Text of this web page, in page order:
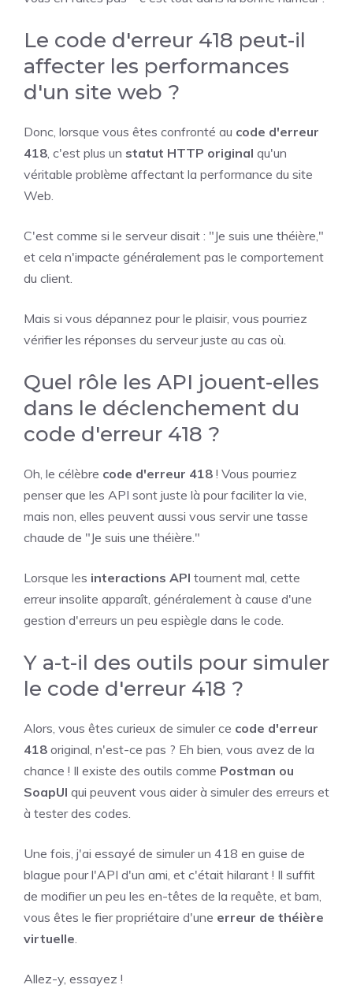
Le code d'erreur 418 peut-il
affecter les performances
d'un site web ?
Donc, lorsque vous êtes confronté au code d'erreur
418 , c'est plus un statut HTTP original qu'un
véritable problème affectant la performance du site
Web.
C'est comme si le serveur disait : "Je suis une théière,"
et cela n'impacte généralement pas le comportement
du client.
Mais si vous dépannez pour le plaisir, vous pourriez
vérifier les réponses du serveur juste au cas où.
Quel rôle les API jouent-elles
dans le déclenchement du
code d'erreur 418 ?
Oh, le célèbre code d'erreur 418 ! Vous pourriez
penser que les API sont juste là pour faciliter la vie,
mais non, elles peuvent aussi vous servir une tasse
chaude de "Je suis une théière."
Lorsque les interactions API tournent mal, cette
erreur insolite apparaît, généralement à cause d'une
gestion d'erreurs un peu espiègle dans le code.
Y a-t-il des outils pour simuler
le code d'erreur 418 ?
Alors, vous êtes curieux de simuler ce code d'erreur
418 original, n'est-ce pas ? Eh bien, vous avez de la
chance ! Il existe des outils comme Postman ou
SoapUI qui peuvent vous aider à simuler des erreurs et
à tester des codes.
Une fois, j'ai essayé de simuler un 418 en guise de
blague pour l'API d'un ami, et c'était hilarant ! Il suffit
de modifier un peu les en-têtes de la requête, et bam,
vous êtes le fier propriétaire d'une erreur de théière
virtuelle
Allez-y, essayez !